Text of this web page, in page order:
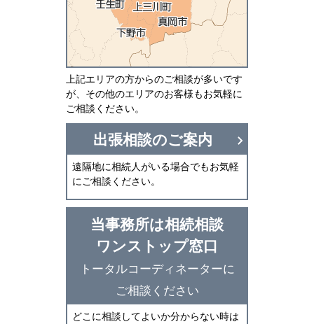
上記エリアの方からのご相談が多いです
が、その他のエリアのお客様もお気軽に
ご相談ください。
出張相談のご案内
遠隔地に相続人がいる場合でもお気軽
にご相談ください。
当事務所は相続相談
ワンストップ窓口
トータルコーディネーターに
ご相談ください
どこに相談してよいか分からない時は